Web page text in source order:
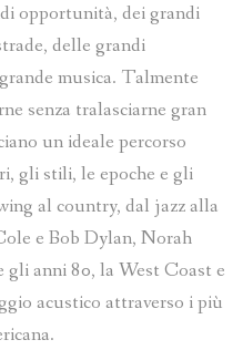
opportunità, dei grandi
delle grandi
musica. Talmente
senza tralasciarne gran
un ideale percorso
gli stili, le epoche e gli
al country, dal jazz alla
e Bob Dylan, Norah
gli anni 80, la West Coast e
acustico attraverso i più